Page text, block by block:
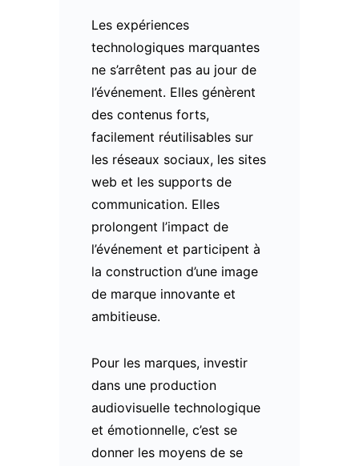
Les expériences
technologiques marquantes
ne s’arrêtent pas au jour de
l’événement. Elles génèrent
des contenus forts,
facilement réutilisables sur
les réseaux sociaux, les sites
web et les supports de
communication. Elles
prolongent l’impact de
l’événement et participent à
la construction d’une image
de marque innovante et
ambitieuse.
Pour les marques, investir
dans une production
audiovisuelle technologique
et émotionnelle, c’est se
donner les moyens de se